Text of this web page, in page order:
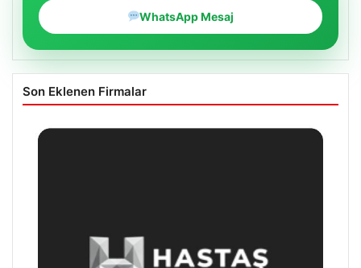
WhatsApp Mesaj
Son Eklenen Firmalar